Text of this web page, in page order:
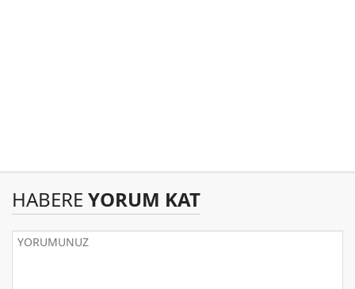
HABERE YORUM KAT